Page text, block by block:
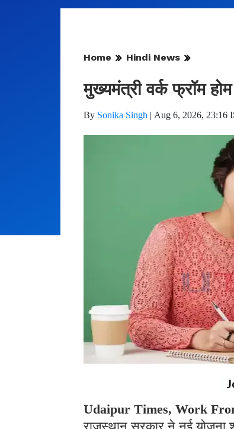
Home Hindi News
मुख्यमंत्री वर्क फ्रॉम
By Sonika Singh | Aug 6, 2026, 23:16
Udaipur Times, Work